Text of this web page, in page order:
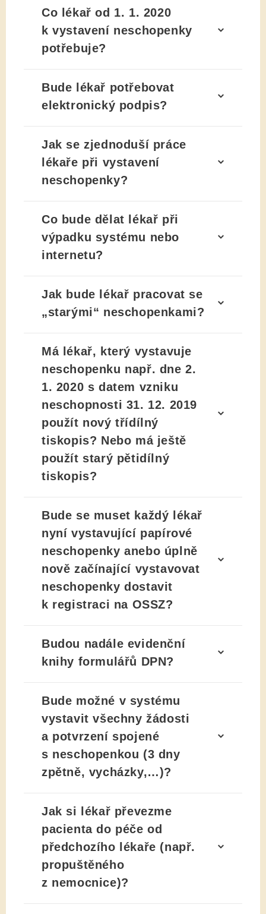
Co lékař od 1. 1. 2020
k vystavení neschopenky
potřebuje?
Bude lékař potřebovat
elektronický podpis?
Jak se zjednoduší práce
lékaře při vystavení
neschopenky?
Co bude dělat lékař při
výpadku systému nebo
internetu?
Jak bude lékař pracovat se
„starými“ neschopenkami?
Má lékař, který vystavuje
neschopenku např. dne 2.
1. 2020 s datem vzniku
neschopnosti 31. 12. 2019
použít nový třídílný
tiskopis? Nebo má ještě
použít starý pětidílný
tiskopis?
Bude se muset každý lékař
nyní vystavující papírové
neschopenky anebo úplně
nově začínající vystavovat
neschopenky dostavit
k registraci na OSSZ?
Budou nadále evidenční
knihy formulářů DPN?
Bude možné v systému
vystavit všechny žádosti
a potvrzení spojené
s neschopenkou (3 dny
zpětně, vycházky,…)?
Jak si lékař převezme
pacienta do péče od
předchozího lékaře (např.
propuštěného
z nemocnice)?